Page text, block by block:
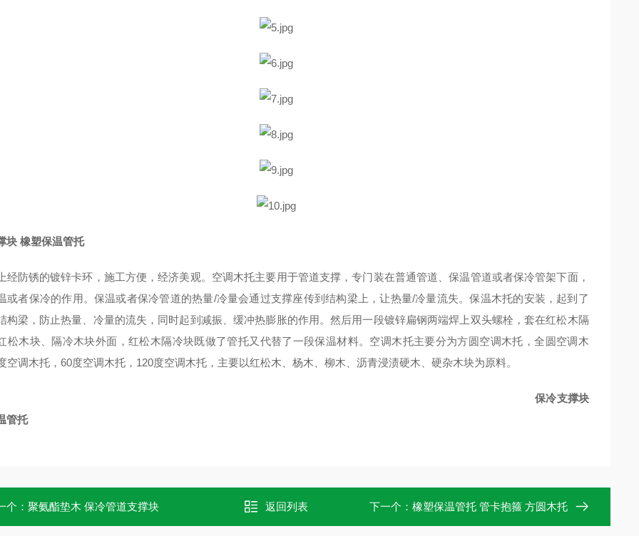
块 橡塑保温管托
经防锈的镀锌卡环，施工方便，经济美观。空调木托主要用于管道支撑，专门装在普通管道、保温管道或者保冷管架下面，
或者保冷的作用。保温或者保冷管道的热量/冷量会通过支撑座传到结构梁上，让热量/冷量流失。保温木托的安装，起到了
构梁，防止热量、冷量的流失，同时起到减振、缓冲热膨胀的作用。然后用一段镀锌扁钢两端焊上双头螺栓，套在红松木隔
松木块、隔冷木块外面，红松木隔冷块既做了管托又代替了一段保温材料。空调木托主要分为方圆空调木托，全圆空调木
空调木托，60度空调木托，120度空调木托，主要以红松木、杨木、柳木、沥青浸渍硬木、硬杂木块为原料。
冷支撑块
管托
个：聚氨酯垫木 保冷管道支撑块 返回列表 下一个： 橡塑保温管托 管卡抱箍 方圆木托